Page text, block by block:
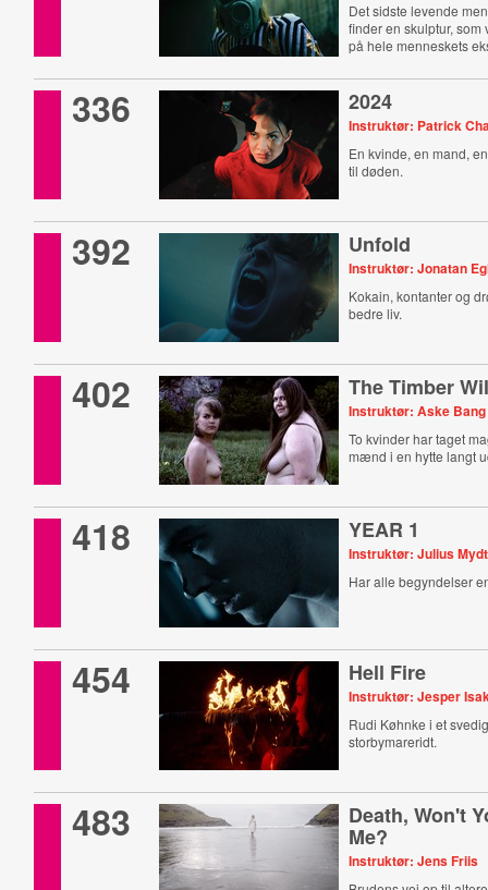
Det sidste levende
finder en skulptur,
på hele menneskets
336 2024
Instruktør: Patrick
En kvinde, en mand,
til døden.
392 Unfold
Instruktør: Jonatan
Kokain, kontanter og
bedre liv.
402 The Timber
Instruktør: Aske Bang
To kvinder har taget
mænd i en hytte langt
418 YEAR 1
Instruktør: Julius
Har alle begyndelser
454 Hell Fire
Instruktør: Jesper
Rudi Køhnke i et
storbymareridt.
483 Death, Won't
Me?
Instruktør: Jens Friis